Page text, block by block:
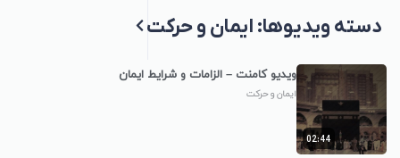
دسته ویدیوها: ایمان و حرکت
02:44
ویدیو کامنت – الزامات و شرایط ایمان
ایمان و حرکت